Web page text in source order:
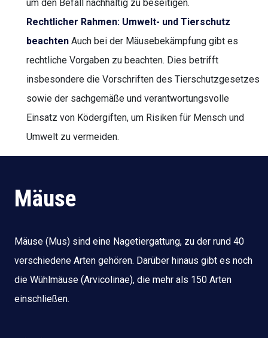
um den Befall nachhaltig zu beseitigen.
Rechtlicher Rahmen: Umwelt- und Tierschutz
beachten Auch bei der Mäusebekämpfung gibt es
rechtliche Vorgaben zu beachten. Dies betrifft
insbesondere die Vorschriften des Tierschutzgesetzes
sowie der sachgemäße und verantwortungsvolle
Einsatz von Ködergiften, um Risiken für Mensch und
Umwelt zu vermeiden.
Mäuse
Mäuse (Mus) sind eine Nagetiergattung, zu der rund 40
verschiedene Arten gehören. Darüber hinaus gibt es noch
die Wühlmäuse (Arvicolinae), die mehr als 150 Arten
einschließen.